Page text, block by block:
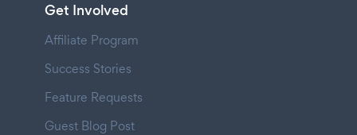
Get Involved
Affiliate Program
Success Stories
Feature Requests
Guest Blog Post